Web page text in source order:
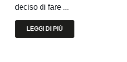
deciso di fare ...
LEGGI DI PIÙ